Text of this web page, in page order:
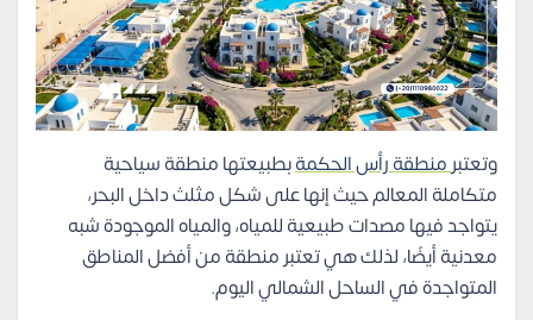
وتعتبرمنطقة رأس الحكمةبطبيعتها منطقة سياحية
متكاملة المعالم حيث إنها على شكل مثلث داخل البحر،
يتواجد فيها مصدات طبيعية للمياه، والمياه الموجودة شبه
معدنية أيضًا، لذلك هي تعتبر منطقة من أفضل المناطق
المتواجدة في الساحل الشمالي اليوم.